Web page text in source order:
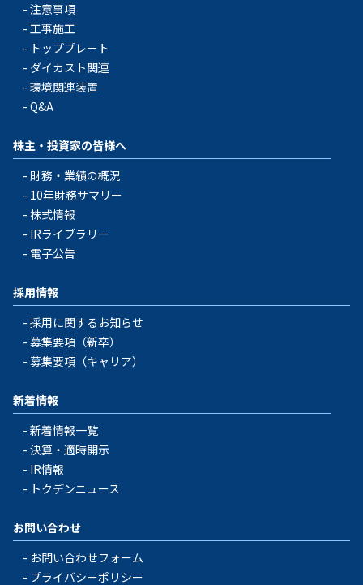
注意事項
工事施工
トッププレート
ダイカスト関連
環境関連装置
Q&A
株主・投資家の皆様へ
財務・業績の概況
10年財務サマリー
株式情報
IRライブラリー
電子公告
採用情報
採用に関するお知らせ
募集要項（新卒）
募集要項（キャリア）
新着情報
新着情報一覧
決算・適時開示
IR情報
トクデンニュース
お問い合わせ
お問い合わせフォーム
プライバシーポリシー